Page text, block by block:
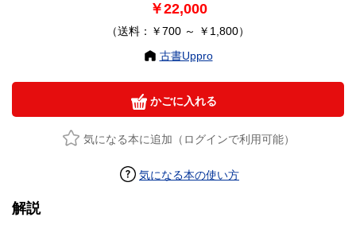
￥22,000
（送料：￥700 ～ ￥1,800）
古書Uppro
かごに入れる
気になる本に追加（ログインで利用可能）
気になる本の使い方
解説